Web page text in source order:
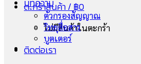
ตะกร้าสินค้า /฿0
ไม่มีสินค้าในตะกร้า
บทความ
ตัวกรองสัญญาณ
วิทยุสื่อสาร
บูตเตอร์
ติดต่อเรา